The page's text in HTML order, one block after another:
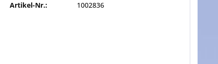
Artikel-Nr.: 1002836